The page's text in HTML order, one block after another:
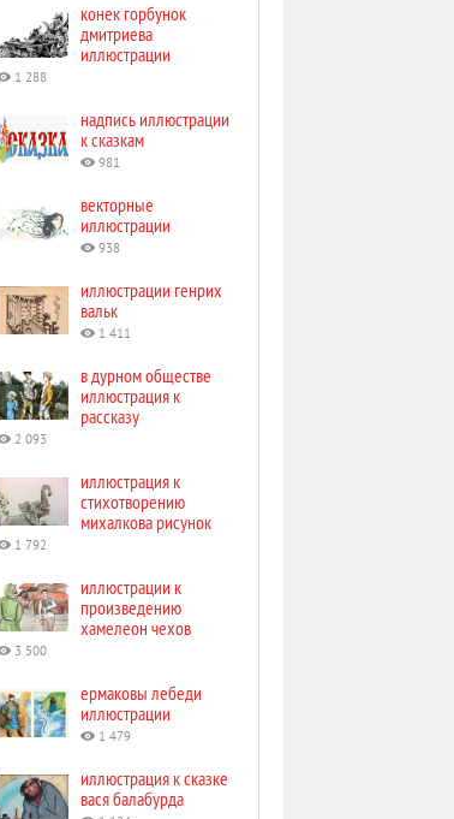
конек горбунок
дмитриева
иллюстрации
1 288
надпись иллюстрации
к сказкам
981
векторные
иллюстрации
938
иллюстрации генрих
вальк
1 411
в дурном обществе
иллюстрация к
рассказу
2 093
иллюстрация к
стихотворению
михалкова рисунок
1 792
иллюстрации к
произведению
хамелеон чехов
3 500
ермаковы лебеди
иллюстрации
1 479
иллюстрация к сказке
вася балабурда